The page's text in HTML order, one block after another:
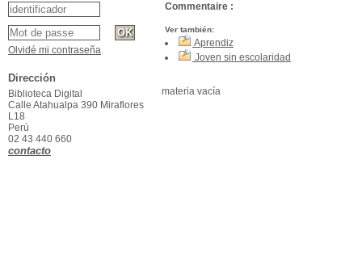
Commentaire :
Ver también:
Aprendiz
Joven sin escolaridad
materia vacía
Olvidé mi contraseña
Dirección
Biblioteca Digital
Calle Atahualpa 390 Miraflores
L18
Perú
02 43 440 660
contacto